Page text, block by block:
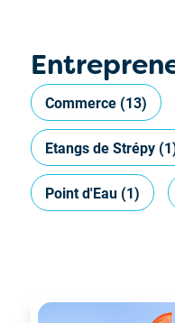
Commerce (13)
Etangs de Strépy
Point d'Eau (1)